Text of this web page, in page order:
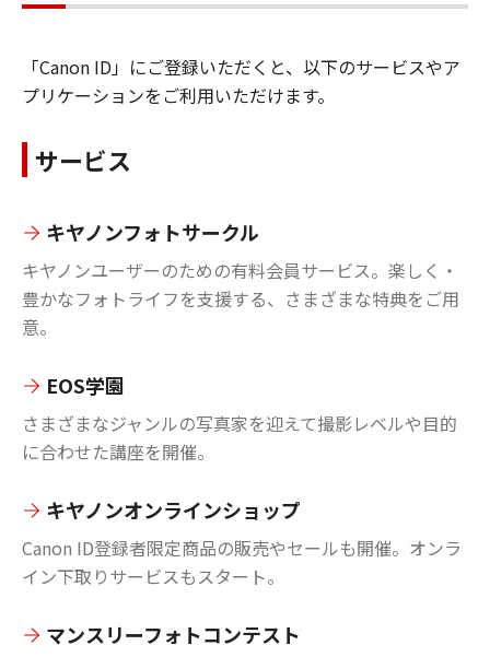
「Canon ID」にご登録いただくと、以下のサービスやア
プリケーションをご利用いただけます。
サービス
キヤノンフォトサークル
キヤノンユーザーのための有料会員サービス。楽しく・
豊かなフォトライフを支援する、さまざまな特典をご用
意。
EOS学園
さまざまなジャンルの写真家を迎えて撮影レベルや目的
に合わせた講座を開催。
キヤノンオンラインショップ
Canon ID登録者限定商品の販売やセールも開催。オンラ
イン下取りサービスもスタート。
マンスリーフォトコンテスト